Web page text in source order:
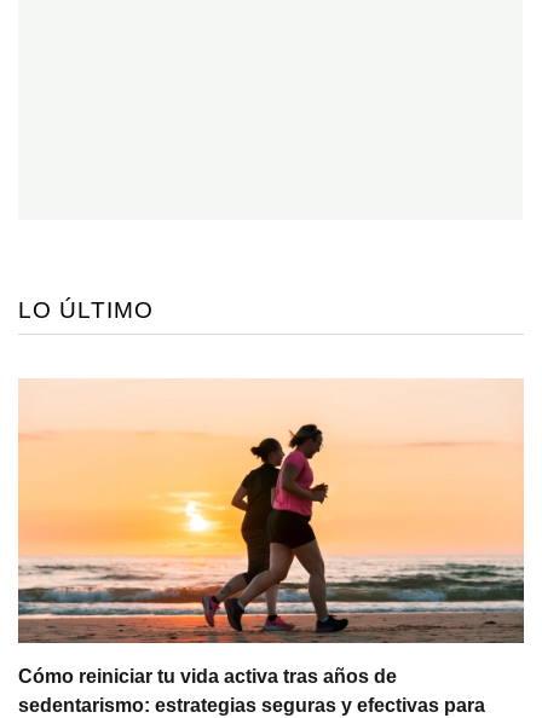
LO ÚLTIMO
Cómo reiniciar tu vida activa tras años de
sedentarismo: estrategias seguras y efectivas para